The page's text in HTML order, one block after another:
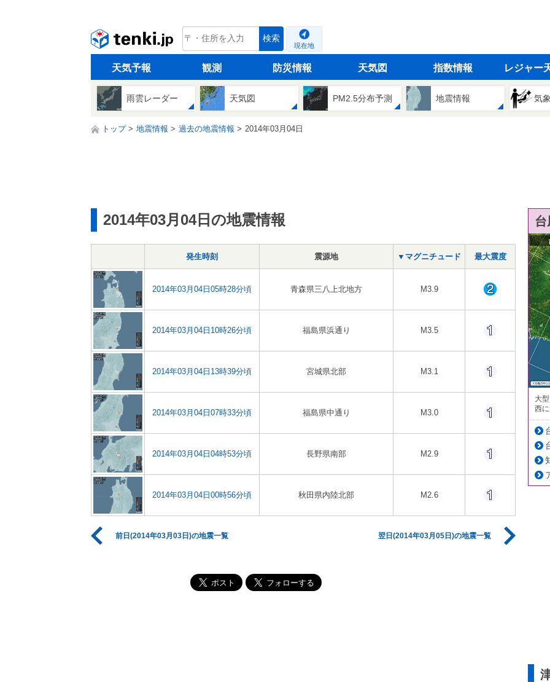
tenki.jp 検索
現在地
天気予報 観測 防災情報 天気図 指数情報 レジャー
雨雲レーダー 天気図 PM2.5分布予測 地震情報 気
トップ 地震情報 過去の地震情報 2014年03月04日
2014年03月04日の地震情報
発生時刻 震源地 ▼マグニチュード 最大震度
2014年03月04日05時28分頃 青森県三八上北地方 M3.9
2014年03月04日10時26分頃 福島県浜通り M3.5
2014年03月04日13時39分頃 宮城県北部 M3.1
2014年03月04日07時33分頃 福島県中通り M3.0
2014年03月04日04時53分頃 長野県南部 M2.9
2014年03月04日00時56分頃 秋田県内陸北部 M2.6
前日(2014年03月03日)の地震一覧 翌日(2014年03月05日)の地震一覧
大
西